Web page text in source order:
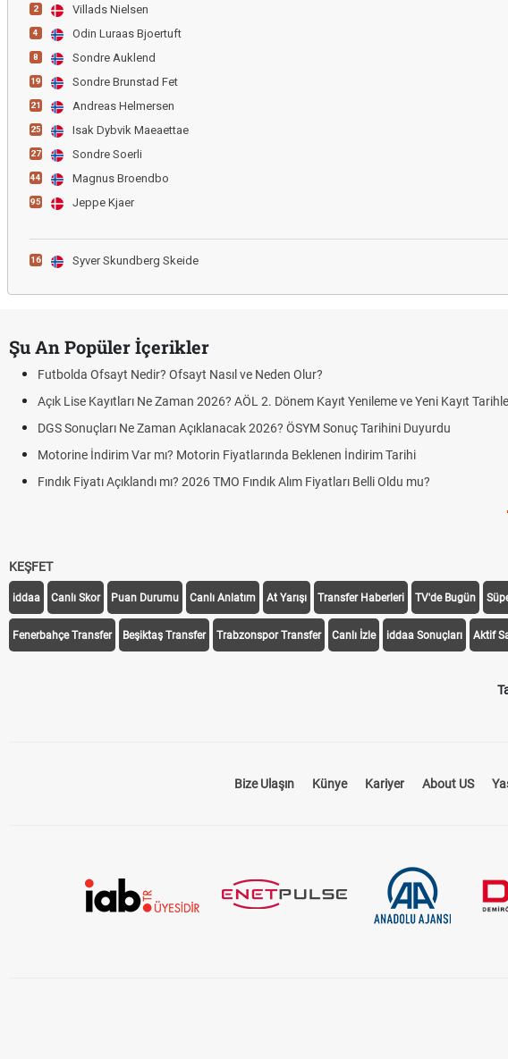
2 Villads Nielsen
4 Odin Luraas Bjoertuft
8 Sondre Auklend
19 Sondre Brunstad Fet
21 Andreas Helmersen
25 Isak Dybvik Maeaettae
27 Sondre Soerli
44 Magnus Broendbo
95 Jeppe Kjaer
16 Syver Skundberg Skeide
Şu An Popüler İçerikler
Futbolda Ofsayt Nedir? Ofsayt Nasıl ve Neden Olur?
Açık Lise Kayıtları Ne Zaman 2026? AÖL 2. Dönem Kayıt Yenileme ve Yeni Kayıt
DGS Sonuçları Ne Zaman Açıklanacak 2026? ÖSYM Sonuç Tarihini Duyurdu
Motorine İndirim Var mı? Motorin Fiyatlarında Beklenen İndirim Tarihi
Fındık Fiyatı Açıklandı mı? 2026 TMO Fındık Alım Fiyatları Belli Oldu mu?
KEŞFET
iddaa Canlı Skor Puan Durumu Canlı Anlatım At Yarışı Transfer Haberleri TV'de Bugün
Fenerbahçe Transfer Beşiktaş Transfer Trabzonspor Transfer Canlı İzle iddaa Sonuçları Aktif
Bize Ulaşın Künye Kariyer About US